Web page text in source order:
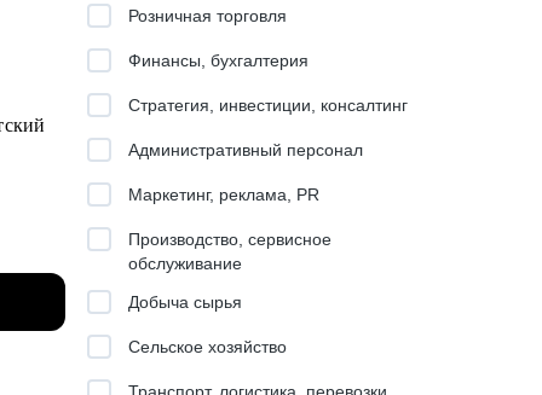
Розничная торговля
Финансы, бухгалтерия
Стратегия, инвестиции, консалтинг
Административный персонал
Маркетинг, реклама, PR
Производство, сервисное
обслуживание
Добыча сырья
Сельское хозяйство